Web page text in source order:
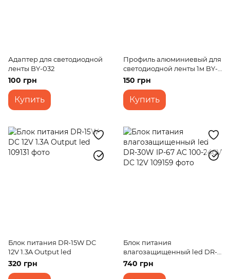
Адаптер для светодиодной
ленты BY-032
100 грн
Купить
Профиль алюминиевый для
светодиодной ленты 1м BY-
066
150 грн
Купить
Блок питания DR-15W DC
12V 1.3A Output led
320 грн
Блок питания
влагозащищенный led DR-
30W IP-67 AC 100-240V DC
740 грн